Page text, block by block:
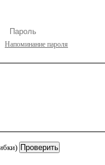
Напоминание пароля